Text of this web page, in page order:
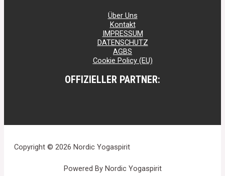
Über Uns
Kontakt
IMPRESSUM
DATENSCHUTZ
AGBS
Cookie Policy (EU)
OFFIZIELLER PARTNER:
Copyright © 2026 Nordic Yogaspirit
Powered By Nordic Yogaspirit